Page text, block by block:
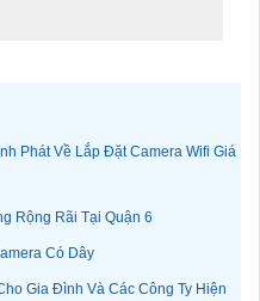
Phát Về Lắp Đặt Camera Wifi Giá
Rộng Rãi Tại Quận 6
Có Dây
Gia Đình Và Các Công Ty Hiện